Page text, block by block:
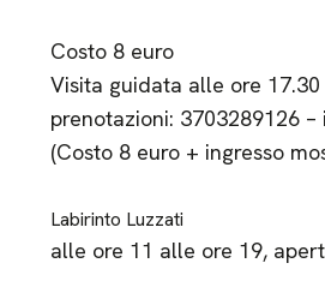
Costo 8 euro
Visita guidata alle ore
prenotazioni: 3703289126
(Costo 8 euro + ingresso
Labirinto Luzzati
alle ore 11 alle ore 19,